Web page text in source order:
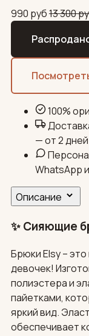
990 руб13 300
100%
— от 2 дней
WhatsApp
Описание
✨ Сияющие
Брюки Elsy –
девочек!
полиэстера и
пайетками,
яркий вид.
обеспечивает